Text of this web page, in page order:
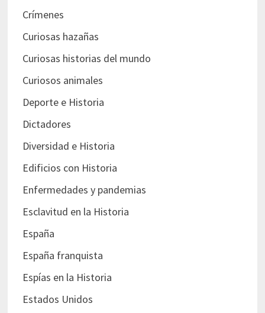
Crímenes
Curiosas hazañas
Curiosas historias del mundo
Curiosos animales
Deporte e Historia
Dictadores
Diversidad e Historia
Edificios con Historia
Enfermedades y pandemias
Esclavitud en la Historia
España
España franquista
Espías en la Historia
Estados Unidos